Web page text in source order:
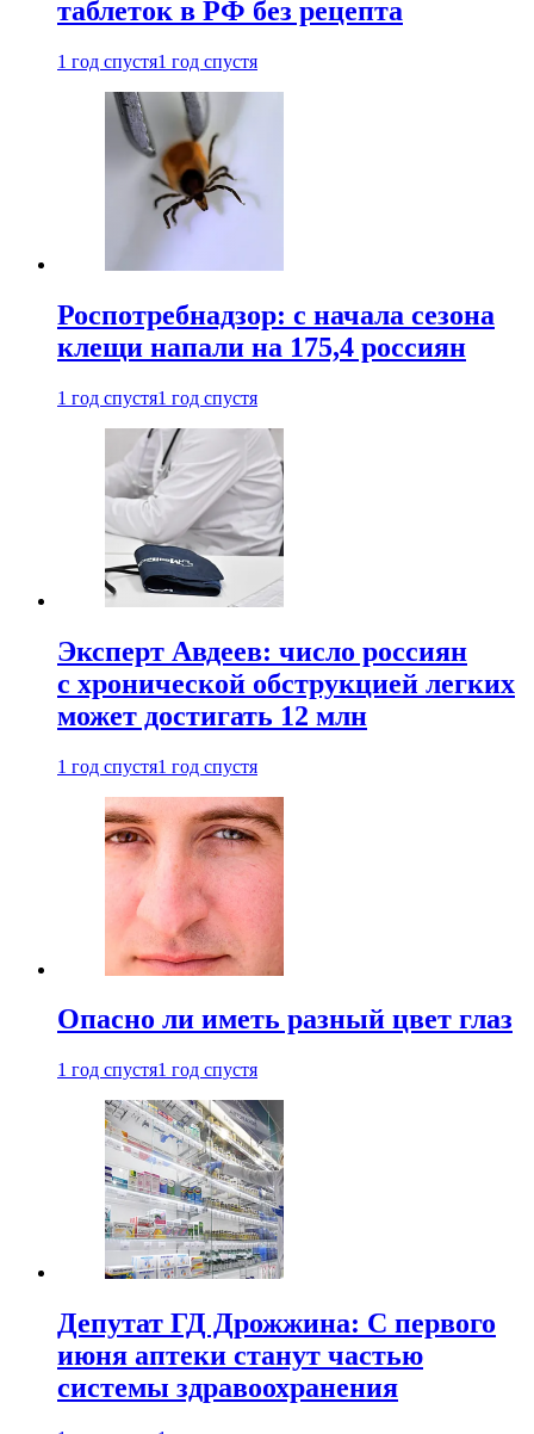
таблеток в РФ без рецепта
1 год спустя1 год спустя
Роспотребнадзор: с начала сезона
клещи напали на 175,4 россиян
1 год спустя1 год спустя
Эксперт Авдеев: число россиян
с хронической обструкцией легких
может достигать 12 млн
1 год спустя1 год спустя
Опасно ли иметь разный цвет глаз
1 год спустя1 год спустя
Депутат ГД Дрожжина: С первого
июня аптеки станут частью
системы здравоохранения